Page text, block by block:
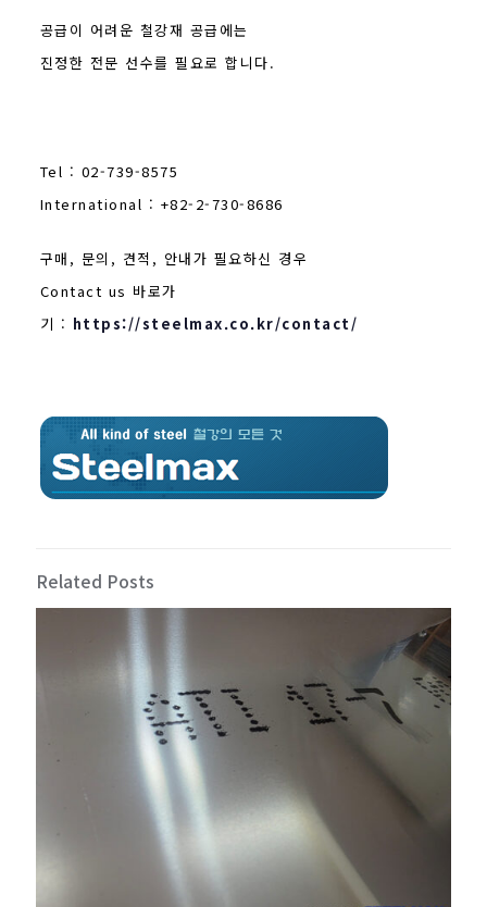
공급이 어려운 철강재 공급에는
진정한 전문 선수를 필요로 합니다.
Tel : 02-739-8575
International : +82-2-730-8686
구매, 문의, 견적, 안내가 필요하신 경우
Contact us 바로가
기 : https://steelmax.co.kr/contact/
Related Posts